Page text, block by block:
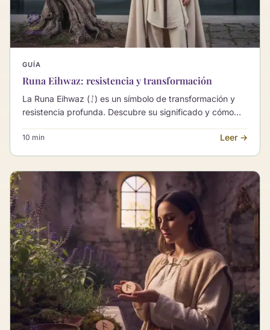
GUÍA
Runa Eihwaz: resistencia y transformación
La Runa Eihwaz (ᛇ) es un símbolo de transformación y
resistencia profunda. Descubre su significado y cómo
10 min Leer →